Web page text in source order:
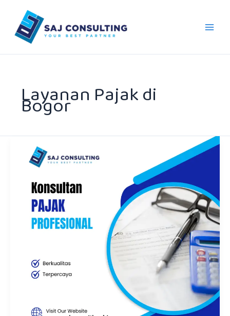
content
Layanan Pajak di
Bogor
Pajak
Profesional
Bogor
untuk
UMKM
dan
Perusahaan